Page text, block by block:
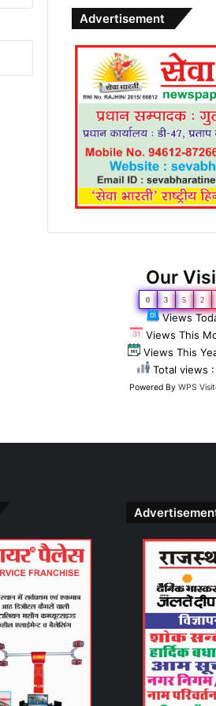
Advertisement
Our
0 3 5 2
Views
Views This
Views This
Total views
Powered By WPS